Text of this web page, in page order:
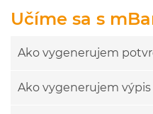
Učíme sa s
Ako vygenerujem
Ako vygenerujem výpis